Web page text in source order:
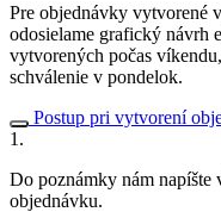
Pre objednávky vytvorené v
odosielame grafický návrh
vytvorených počas
schválenie v pondelok.
Postup pri vytvorení
1.
Do poznámky nám napíšte
objednávku.